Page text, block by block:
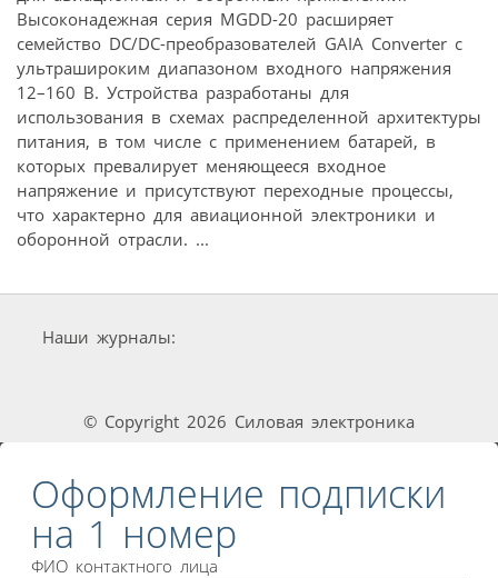
Высоконадежная серия MGDD-20 расширяет
семейство DC/DC-преобразователей GAIA Converter с
ультрашироким диапазоном входного напряжения
12–160 В. Устройства разработаны для
использования в схемах распределенной архитектуры
питания, в том числе с применением батарей, в
которых превалирует меняющееся входное
напряжение и присутствуют переходные процессы,
что характерно для авиационной электроники и
оборонной отрасли. ...
Наши журналы:
© Copyright 2026 Силовая электроника
Оформление подписки
на 1 номер
ФИО контактного лица